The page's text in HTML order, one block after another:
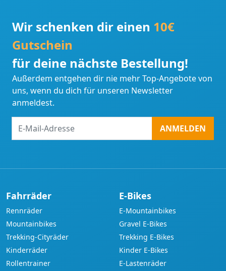
Wir schenken dir einen 10€
Gutschein
für deine nächste Bestellung!
Außerdem entgehen dir nie mehr Top-Angebote von
uns, wenn du dich für unseren Newsletter
anmeldest.
Mail-
ANMELDEN
Fahrräder
Rennräder
Mountainbikes
Trekking-Cityräder
Kinderräder
Rollentrainer
E-Bikes
E-Mountainbikes
Gravel E-Bikes
Trekking E-Bikes
Kinder E-Bikes
E-Lastenräder